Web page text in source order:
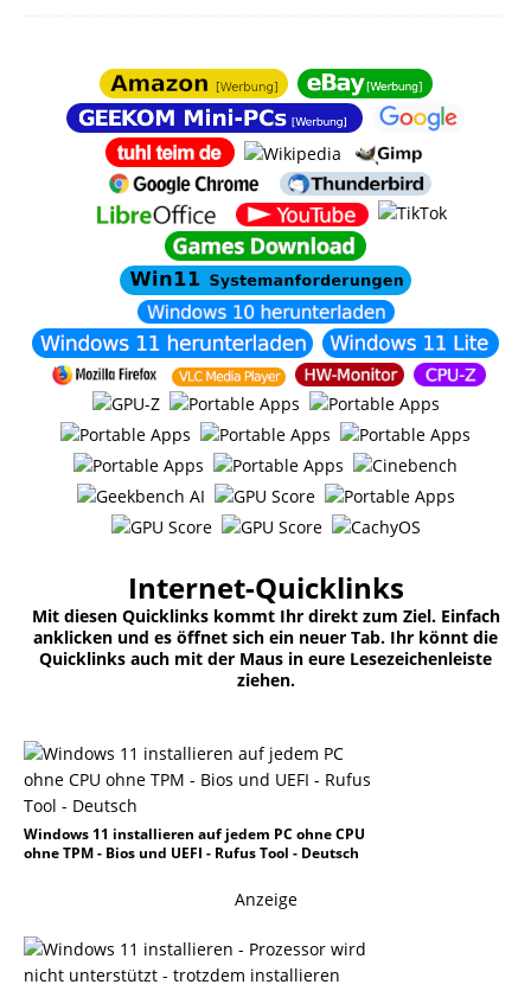
Internet-Quicklinks
Mit diesen Quicklinks kommt Ihr direkt zum Ziel. Einfach
anklicken und es öffnet sich ein neuer Tab. Ihr könnt die
Quicklinks auch mit der Maus in eure Lesezeichenleiste
ziehen.
Windows 11 installieren auf jedem PC ohne CPU
ohne TPM - Bios und UEFI - Rufus Tool - Deutsch
Anzeige